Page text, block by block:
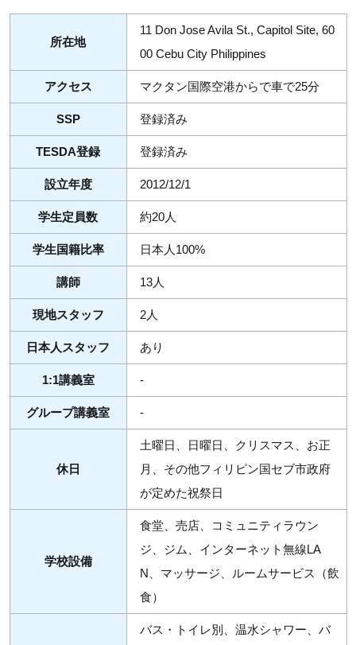
所在地
11 Don Jose Avila St., Capitol Site, 60
00 Cebu City Philippines
アクセス マクタン国際空港からで車で25分
SSP 登録済み
TESDA登録 登録済み
設立年度 2012/12/1
学生定員数 約20人
学生国籍比率 日本人100%
講師 13人
現地スタッフ 2人
日本人スタッフ あり
1:1講義室 -
グループ講義室 -
休日
土曜日、日曜日、クリスマス、お正
月、その他フィリピン国セブ市政府
が定めた祝祭日
学校設備
食堂、売店、コミュニティラウン
ジ、ジム、インターネット無線LA
N、マッサージ、ルームサービス（飲
食）
バス・トイレ別、温水シャワー、バ